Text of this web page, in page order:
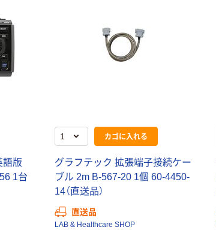
語版
1台
カゴに入れる
グラフテック 拡張端子接続ケー
ブル 2m B-567-20 1個 60-4450-
14（直送品）
直送品
LAB & Healthcare SHOP